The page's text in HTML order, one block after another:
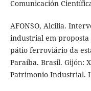
Comunicación
AFONSO, Alcilia.
industrial em
pátio ferroviário da
Paraíba. Brasil. Gijón:
Patrimonio Industrial.